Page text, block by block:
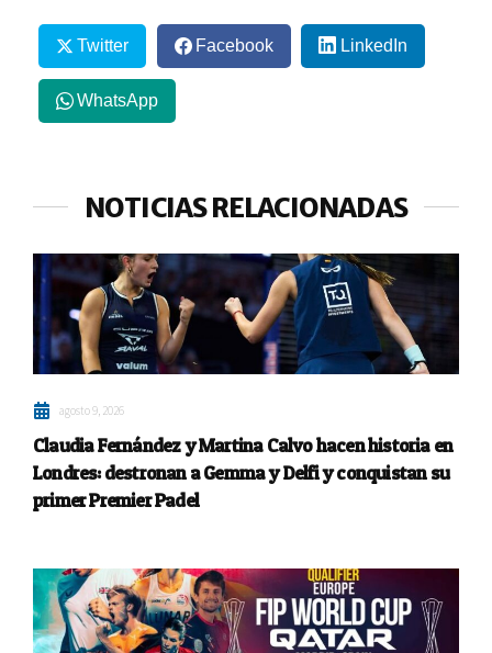
Twitter Facebook LinkedIn
WhatsApp
NOTICIAS RELACIONADAS
agosto 9, 2026
Claudia Fernández y Martina Calvo hacen historia en
Londres: destronan a Gemma y Delfi y conquistan su
primer Premier Padel